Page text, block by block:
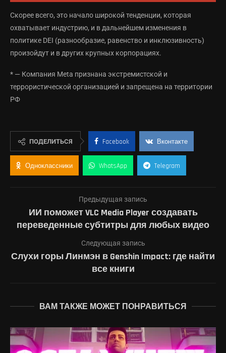
Скорее всего, это начало широкой тенденции, которая
охватывает индустрию, и в дальнейшем изменения в
политике DEI (разнообразие, равенство и инклюзивность)
произойдут и в других крупных корпорациях.
* — Компания Meta признана экстремистской и
террористической организацией и запрещена на территории
РФ
ПОДЕЛИТЬСЯ Facebook Вконтакте
Одноклассники WhatsApp Telegram
Предыдущая запись
ИИ поможет VLC Media Player создавать
переведенные субтитры для любых видео
Следующая запись
Слухи горы Линмэн в Genshin Impact: где найти
все книги
ВАМ ТАКЖЕ МОЖЕТ ПОНРАВИТЬСЯ